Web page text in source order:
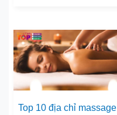
Top 10 địa chỉ massage